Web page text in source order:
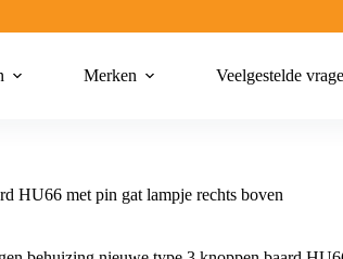
Merken Veelgestelde
HU66 met pin gat lampje rechts boven